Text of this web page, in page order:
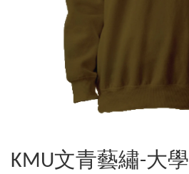
KMU文青藝繡-大